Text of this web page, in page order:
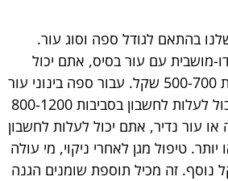
בהתאם לגודל ספה וסוג עור.
מושבית עם עור בסיס, אתם יכול
לעלות לחשבון בסביבות 500-700 שקל. עבור ספה בינוני עור
ארבע-מושבית, אתם יכול לעלות לחשבון בסביבות 800-1200
עור נדיר, אתם יכול לעלות לחשבון
שקל או יותר. טיפול מגן לאחרי ניקוי, מי עולה
200-400 שקל נוסף. זה מכיל תוספת שומנים הגנה